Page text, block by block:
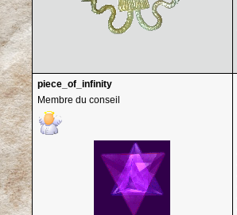
piece_of_infinity
Membre du conseil